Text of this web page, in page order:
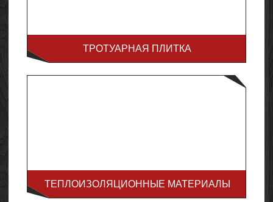
ТРОТУАРНАЯ ПЛИТКА
ТЕПЛОИЗОЛЯЦИОННЫЕ МАТЕРИАЛЫ